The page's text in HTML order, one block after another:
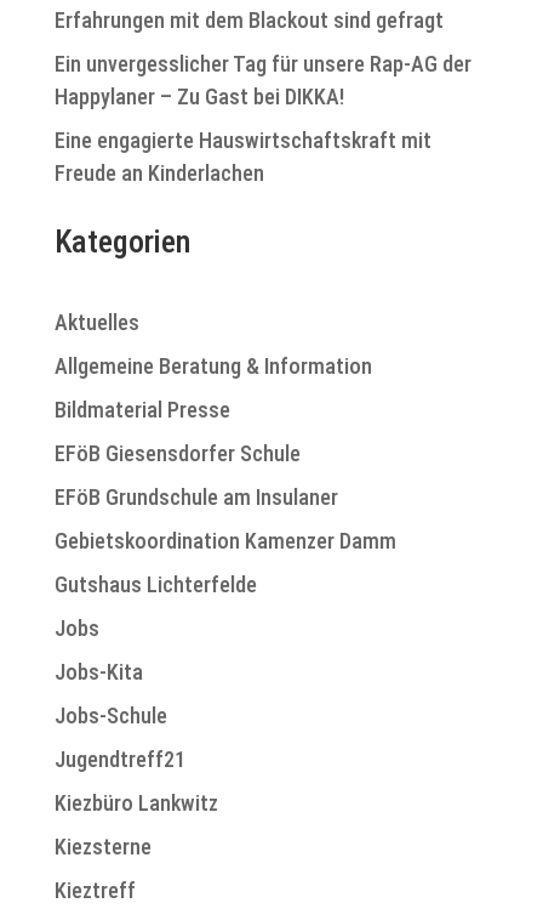
Erfahrungen mit dem Blackout sind gefragt
Ein unvergesslicher Tag für unsere Rap-AG der
Happylaner – Zu Gast bei DIKKA!
Eine engagierte Hauswirtschaftskraft mit
Freude an Kinderlachen
Kategorien
Aktuelles
Allgemeine Beratung & Information
Bildmaterial Presse
EFöB Giesensdorfer Schule
EFöB Grundschule am Insulaner
Gebietskoordination Kamenzer Damm
Gutshaus Lichterfelde
Jobs
Jobs-Kita
Jobs-Schule
Jugendtreff21
Kiezbüro Lankwitz
Kiezsterne
Kieztreff